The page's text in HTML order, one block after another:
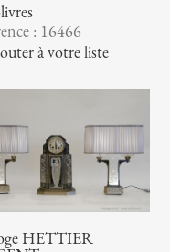
: 16466
à votre liste
HETTIER